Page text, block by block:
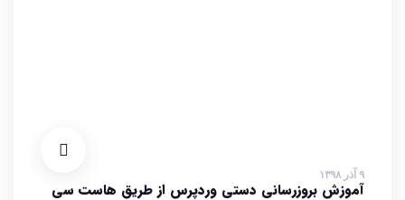
۹ آذر ۱۳۹۸
آموزش بروزرسانی دستی وردپرس از طریق هاست سی